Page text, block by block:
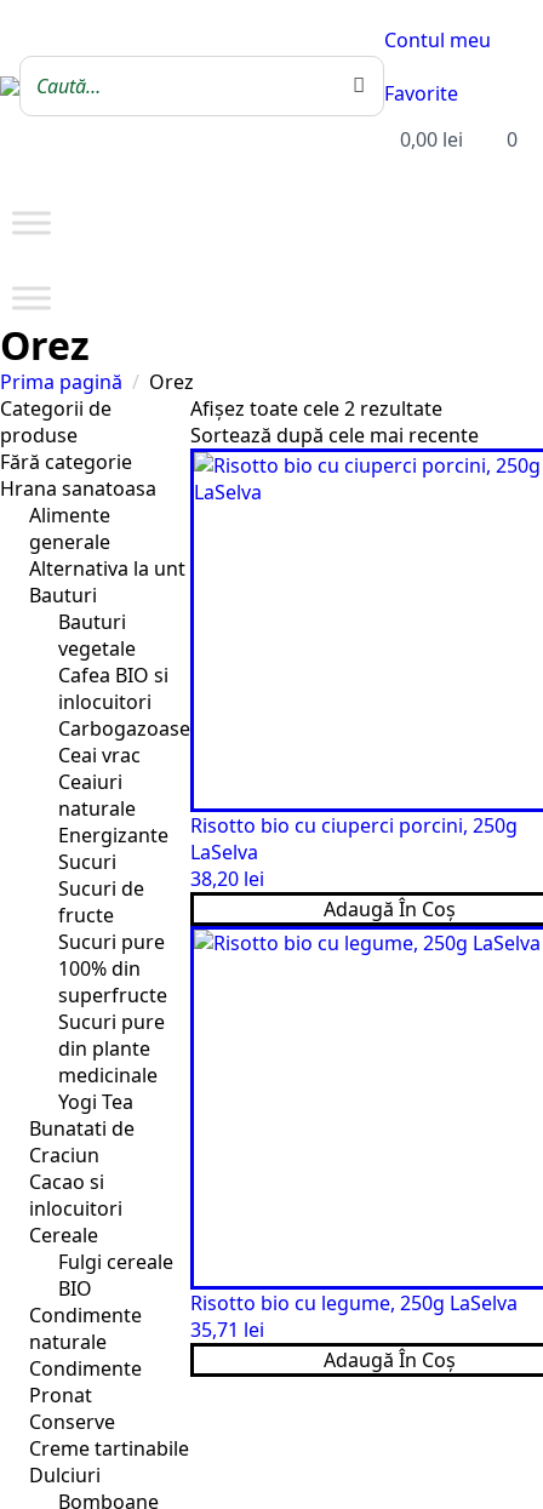
Contul meu
Favorite
0,00 lei 0
Orez
Prima pagină
Orez
Categorii de
produse
Fără categorie
Hrana sanatoasa
Alimente
generale
Alternativa la unt
Bauturi
Bauturi
vegetale
Cafea BIO si
inlocuitori
Carbogazoase
Ceai vrac
Ceaiuri
naturale
Energizante
Sucuri
Sucuri de
fructe
Sucuri pure
100% din
superfructe
Sucuri pure
din plante
medicinale
Yogi Tea
Bunatati de
Craciun
Cacao si
inlocuitori
Cereale
Fulgi cereale
BIO
Condimente
naturale
Condimente
Pronat
Conserve
Creme tartinabile
Dulciuri
Bomboane
Afișez toate cele 2 rezultateSortat
după
cele
Risotto bio cu ciuperci porcini, 250g
LaSelva
38,20 lei
Adaugă În Coș
Risotto bio cu legume, 250g LaSelva
35,71 lei
Adaugă În Coș